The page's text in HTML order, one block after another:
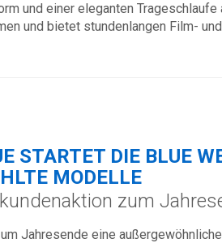
und einer eleganten
und bietet stundenlangen Film-
STARTET DIE BLUE
MODELLE
zum
Jahresende eine